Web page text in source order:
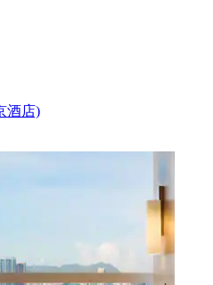
酒店)